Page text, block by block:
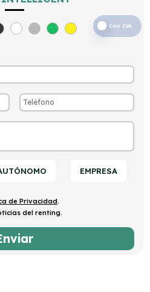
Con IVA
EMPRESA
de Privacidad.
del renting.